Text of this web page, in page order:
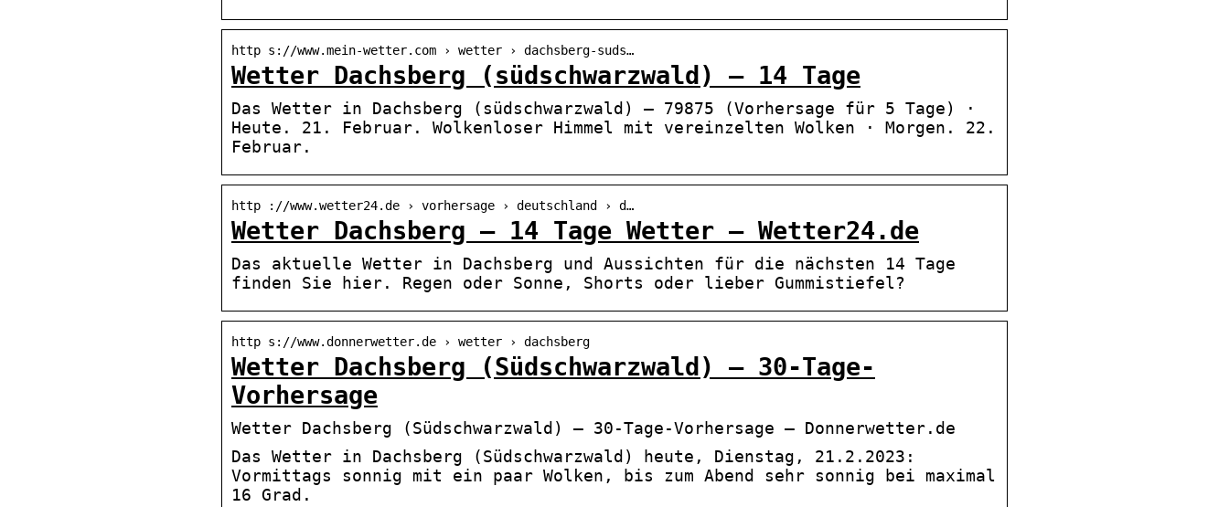
http s://www.mein-wetter.com › wetter › dachsberg-suds…
Wetter Dachsberg (südschwarzwald) – 14 Tage
Das Wetter in Dachsberg (südschwarzwald) – 79875 (Vorhersage für 5 Tage) ·
Heute. 21. Februar. Wolkenloser Himmel mit vereinzelten Wolken · Morgen. 22.
Februar.
http ://www.wetter24.de › vorhersage › deutschland › d…
Wetter Dachsberg – 14 Tage Wetter – Wetter24.de
Das aktuelle Wetter in Dachsberg und Aussichten für die nächsten 14 Tage
finden Sie hier. Regen oder Sonne, Shorts oder lieber Gummistiefel?
http s://www.donnerwetter.de › wetter › dachsberg
Wetter Dachsberg (Südschwarzwald) – 30-Tage-
Vorhersage
Wetter Dachsberg (Südschwarzwald) – 30-Tage-Vorhersage – Donnerwetter.de
Das Wetter in Dachsberg (Südschwarzwald) heute, Dienstag, 21.2.2023:
Vormittags sonnig mit ein paar Wolken, bis zum Abend sehr sonnig bei maximal
16 Grad.